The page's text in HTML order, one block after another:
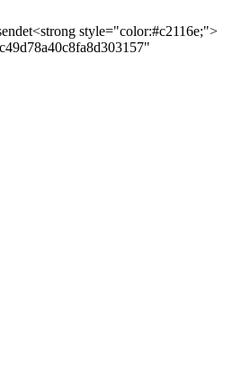
style="color:#c2116e;">